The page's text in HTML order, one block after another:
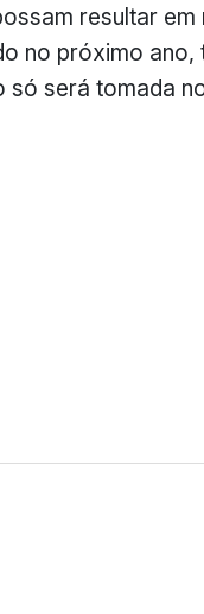
resultar
no próximo
só será tomada